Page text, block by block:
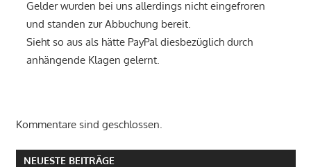
Gelder wurden bei uns allerdings nicht eingefroren
und standen zur Abbuchung bereit.
Sieht so aus als hätte PayPal diesbezüglich durch
anhängende Klagen gelernt.
Kommentare sind geschlossen.
NEUESTE BEITRÄGE